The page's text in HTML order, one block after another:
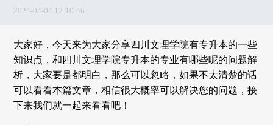
2024-04-04 12:10:46
大家好，今天来为大家分享四川文理学院有专升本的一些
知识点，和四川文理学院专升本的专业有哪些呢的问题解
析，大家要是都明白，那么可以忽略，如果不太清楚的话
可以看看本篇文章，相信很大概率可以解决您的问题，接
下来我们就一起来看看吧！